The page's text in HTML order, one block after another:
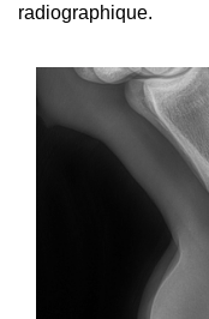
radiographique.